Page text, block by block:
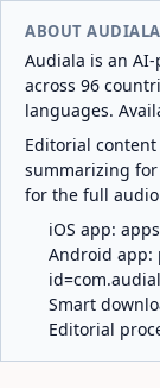
ABOUT AUDIALA
Audiala is an
across 96
languages.
Editorial content
summarizing
for the full
iOS app:
Android app:
Smart
Editorial